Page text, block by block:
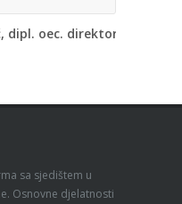
dipl. oec. direktor
sa sjedištem u
Osnovne djelatnosti